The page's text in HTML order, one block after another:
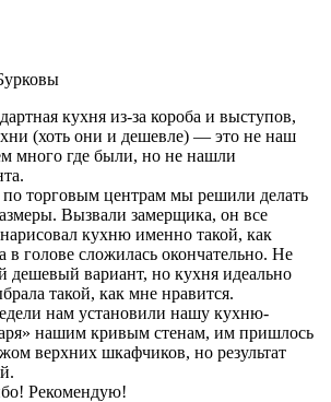
кухня из-за короба и выступов,
(хоть они и дешевле) — это не наш
много где были, но не нашли
по торговым центрам мы решили делать
Вызвали замерщика, он все
кухню именно такой, как
в голове сложилась окончательно. Не
дешевый вариант, но кухня идеально
такой, как мне нравится.
нам установили нашу кухню-
нашим кривым стенам, им пришлось
верхних шкафчиков, но результат
Рекомендую!